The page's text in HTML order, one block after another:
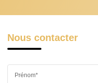
Nous contacter
Prénom*